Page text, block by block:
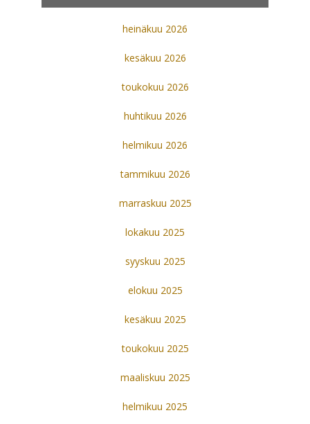
heinäkuu 2026
kesäkuu 2026
toukokuu 2026
huhtikuu 2026
helmikuu 2026
tammikuu 2026
marraskuu 2025
lokakuu 2025
syyskuu 2025
elokuu 2025
kesäkuu 2025
toukokuu 2025
maaliskuu 2025
helmikuu 2025